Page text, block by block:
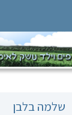
שלמה בלבן